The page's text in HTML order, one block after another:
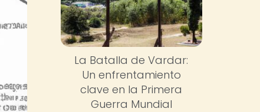
La Batalla de Vardar:
Un enfrentamiento
clave en la Primera
Guerra Mundial